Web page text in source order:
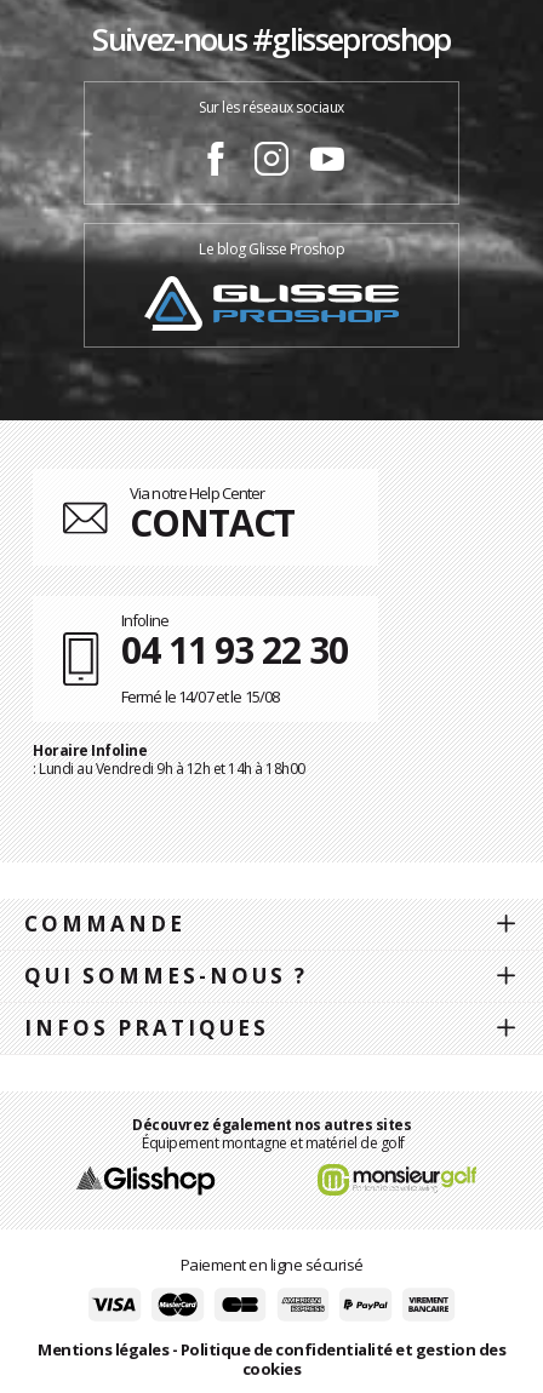
Suivez-nous #glisseproshop
Sur les réseaux sociaux
Le blog Glisse Proshop
Via notre Help Center
CONTACT
Infoline
04 11 93 22 30
Fermé le 14/07 et le 15/08
Horaire Infoline
: Lundi au Vendredi 9h à 12h et 14h à 18h00
COMMANDE
QUI SOMMES-NOUS ?
INFOS PRATIQUES
Découvrez également nos autres sites
Équipement montagne et matériel de golf
Paiement en ligne sécurisé
Mentions légales- Politique de confidentialité et gestion des
cookies